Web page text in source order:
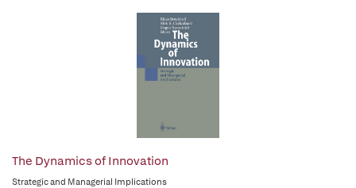
The Dynamics of Innovation
Strategic and Managerial Implications